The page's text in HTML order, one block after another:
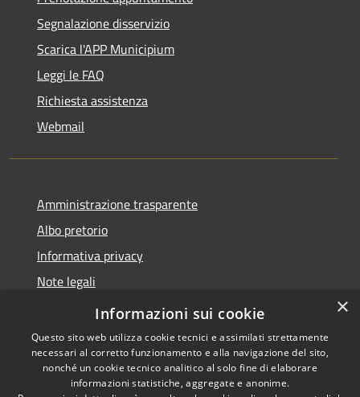
Segnalazione disservizio
Scarica l'APP Municipium
Leggi le FAQ
Richiesta assistenza
Webmail
Amministrazione trasparente
Albo pretorio
Informativa privacy
Note legali
Dichiarazione di accessibilità
Copyright © 2026 • Comune di
×
Informazioni sui cookie
Questo sito web utilizza cookie tecnici e assimilati strettamente
necessari al corretto funzionamento e alla navigazione del sito,
nonché un cookie tecnico analitico al solo fine di elaborare
informazioni statistiche, aggregate e anonime.